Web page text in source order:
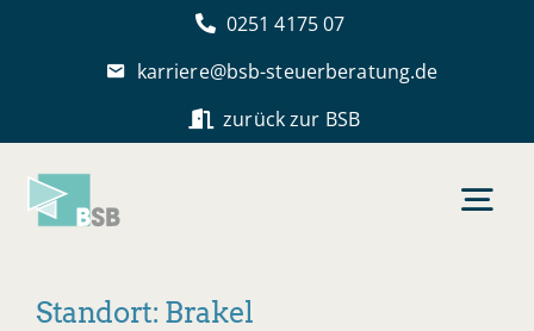
0251 4175 07
karriere@bsb-steuerberatung.de
zurück zur BSB
Standort: Brakel